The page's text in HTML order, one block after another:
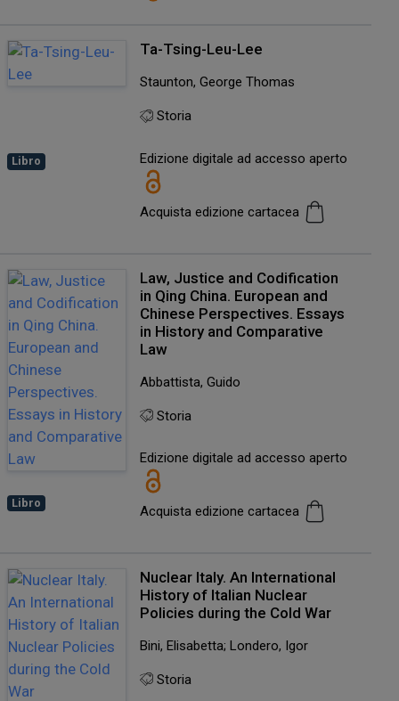
Libro
Ta-Tsing-Leu-Lee
Staunton, George Thomas
Storia
Edizione digitale ad accesso aperto
Acquista edizione cartacea
Libro
Law, Justice and Codification
in Qing China. European and
Chinese Perspectives. Essays
in History and Comparative
Law
Abbattista, Guido
Storia
Edizione digitale ad accesso aperto
Acquista edizione cartacea
Nuclear Italy. An International
History of Italian Nuclear
Policies during the Cold War
Bini, Elisabetta; Londero, Igor
Storia